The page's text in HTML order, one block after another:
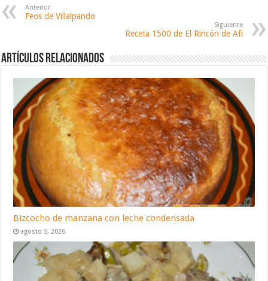
Anterior
Feos de Villalpando
Siguiente
Receta 1500 de El Rincón de Afi
Artículos relacionados
Bizcocho de manzana con leche condensada
agosto 5, 2026